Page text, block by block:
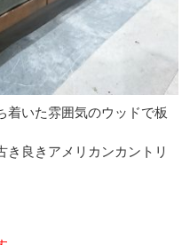
着いた雰囲気のウッドで板
き良きアメリカンカントリ